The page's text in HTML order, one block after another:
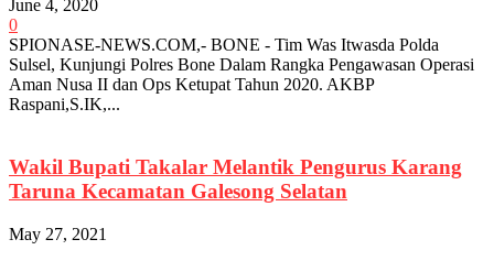
June 4, 2020
0
SPIONASE-NEWS.COM,- BONE - Tim Was Itwasda Polda
Sulsel, Kunjungi Polres Bone Dalam Rangka Pengawasan Operasi
Aman Nusa II dan Ops Ketupat Tahun 2020. AKBP
Raspani,S.IK,...
Wakil Bupati Takalar Melantik Pengurus Karang
Taruna Kecamatan Galesong Selatan
May 27, 2021